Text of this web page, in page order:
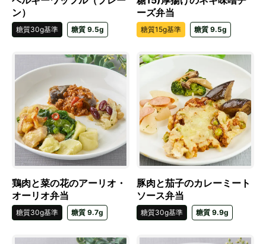
ン）
糖質30g基準 糖質 9.5g
ーズ弁当
糖質15g基準 糖質 9.5g
鶏肉と菜の花のアーリオ・
オーリオ弁当
糖質30g基準 糖質 9.7g
豚肉と茄子のカレーミート
ソース弁当
糖質30g基準 糖質 9.9g